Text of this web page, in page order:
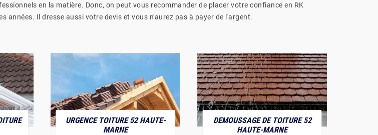
en la matière. Donc, on peut vous recommander de placer votre confiance en RK
années. Il dresse aussi votre devis et vous n'aurez pas à payer de l'argent.
URGENCE TOITURE 52 HAUTE-
MARNE
DEMOUSSAGE DE TOITURE 52
HAUTE-MARNE